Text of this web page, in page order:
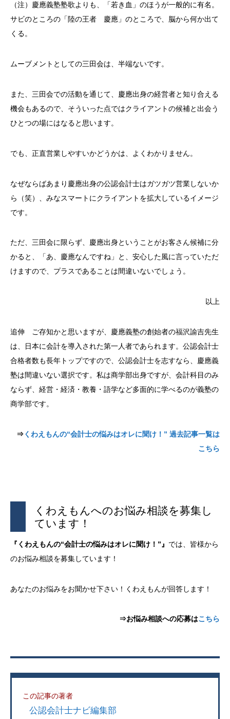
（注）慶應義塾塾歌よりも、「若き血」のほうが一般的に有名。
サビのところの「陸の王者 慶應」のところで、脳から何か出て
くる。
ムーブメントとしての三田会は、半端ないです。
また、三田会での活動を通じて、慶應出身の経営者と知り合える
機会もあるので、そういった点ではクライアントの候補と出会う
ひとつの場にはなると思います。
でも、正直営業しやすいかどうかは、よくわかりません。
なぜならばあまり慶應出身の公認会計士はガツガツ営業しないか
ら（笑）、みなスマートにクライアントを拡大しているイメージ
です。
ただ、三田会に限らず、慶應出身ということがお客さん候補に分
かると、「あ、慶應なんですね」と、安心した風に言っていただ
けますので、プラスであることは間違いないでしょう。
以上
追伸 ご存知かと思いますが、慶應義塾の創始者の福沢諭吉先生
は、日本に会計を導入された第一人者であられます。公認会計士
合格者数も長年トップですので、公認会計士を志すなら、慶應義
塾は間違いない選択です。私は商学部出身ですが、会計科目のみ
ならず、経営・経済・教養・語学など多面的に学べるのが義塾の
商学部です。
⇒くわえもんの“会計士の悩みはオレに聞け！ ” 過去記事一覧は
こちら
くわえもんへのお悩み相談を募集し
ています！
『くわえもんの“会計士の悩みはオレに聞け！”』 では、皆様から
のお悩み相談を募集しています！
あなたのお悩みをお聞かせ下さい！くわえもんが回答します！
⇒お悩み相談への応募はこちら
この記事の著者
公認会計士ナビ編集部